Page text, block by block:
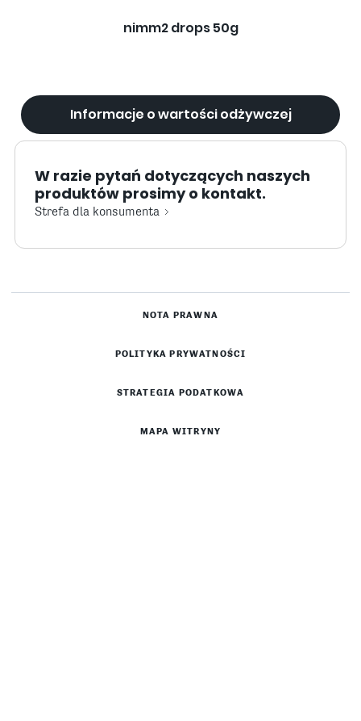
nimm2 drops 50g
Informacje o wartości odżywczej
W razie pytań dotyczących naszych
produktów prosimy o kontakt.
Strefa dla konsumenta
NOTA PRAWNA
POLITYKA PRYWATNOŚCI
STRATEGIA PODATKOWA
MAPA WITRYNY